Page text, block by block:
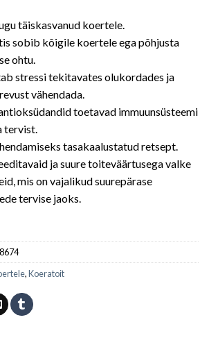
täiskasvanud koertele.
sobib kõigile koertele ega põhjusta
ohtu.
stressi tekitavates olukordades ja
vähendada.
toetavad immuunsüsteemi
tervist.
tasakaalustatud retsept.
ja suure toiteväärtusega valke
mis on vajalikud suurepärase
tervise jaoks.
,Koeratoit